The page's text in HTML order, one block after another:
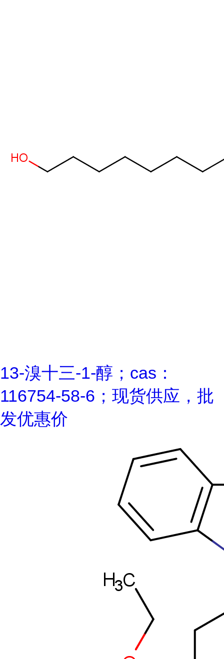
13-溴十三-1-醇；cas：
116754-58-6；现货供应，批
发优惠价